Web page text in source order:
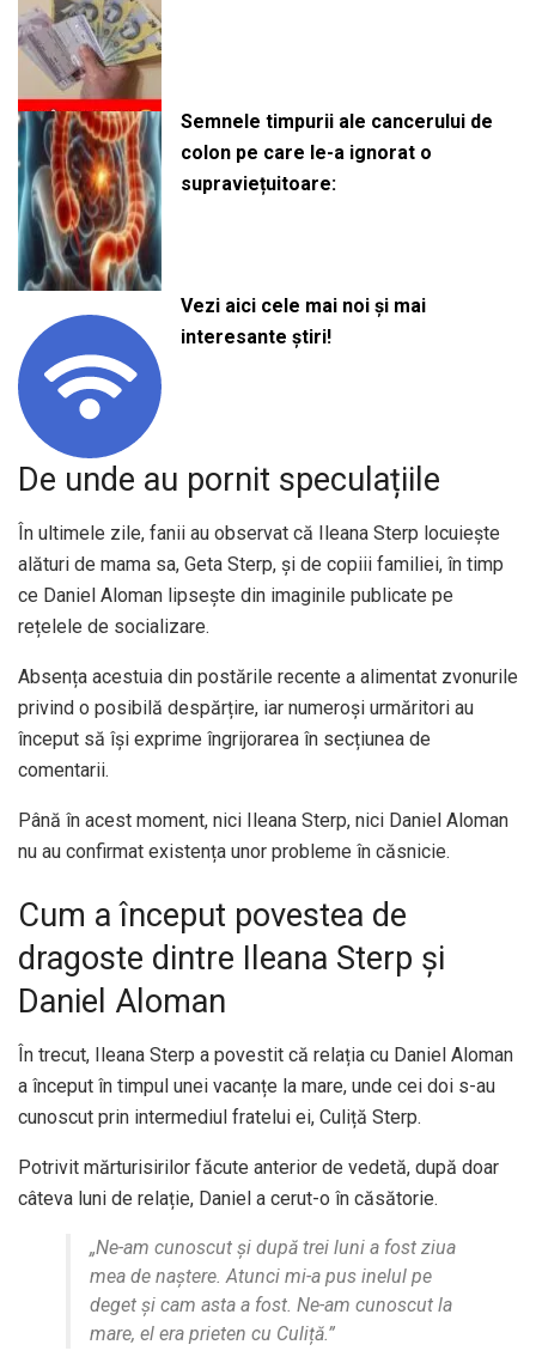
Semnele timpurii ale cancerului de
colon pe care le-a ignorat o
supraviețuitoare:
Vezi aici cele mai noi și mai
interesante știri!
De unde au pornit speculațiile
În ultimele zile, fanii au observat că Ileana Sterp locuiește
alături de mama sa, Geta Sterp, și de copiii familiei, în timp
ce Daniel Aloman lipsește din imaginile publicate pe
rețelele de socializare.
Absența acestuia din postările recente a alimentat zvonurile
privind o posibilă despărțire, iar numeroși urmăritori au
început să își exprime îngrijorarea în secțiunea de
comentarii.
Până în acest moment, nici Ileana Sterp, nici Daniel Aloman
nu au confirmat existența unor probleme în căsnicie.
Cum a început povestea de
dragoste dintre Ileana Sterp și
Daniel Aloman
În trecut, Ileana Sterp a povestit că relația cu Daniel Aloman
a început în timpul unei vacanțe la mare, unde cei doi s-au
cunoscut prin intermediul fratelui ei, Culiță Sterp.
Potrivit mărturisirilor făcute anterior de vedetă, după doar
câteva luni de relație, Daniel a cerut-o în căsătorie.
„Ne-am cunoscut și după trei luni a fost ziua
mea de naștere. Atunci mi-a pus inelul pe
deget și cam asta a fost. Ne-am cunoscut la
mare, el era prieten cu Culiță.”